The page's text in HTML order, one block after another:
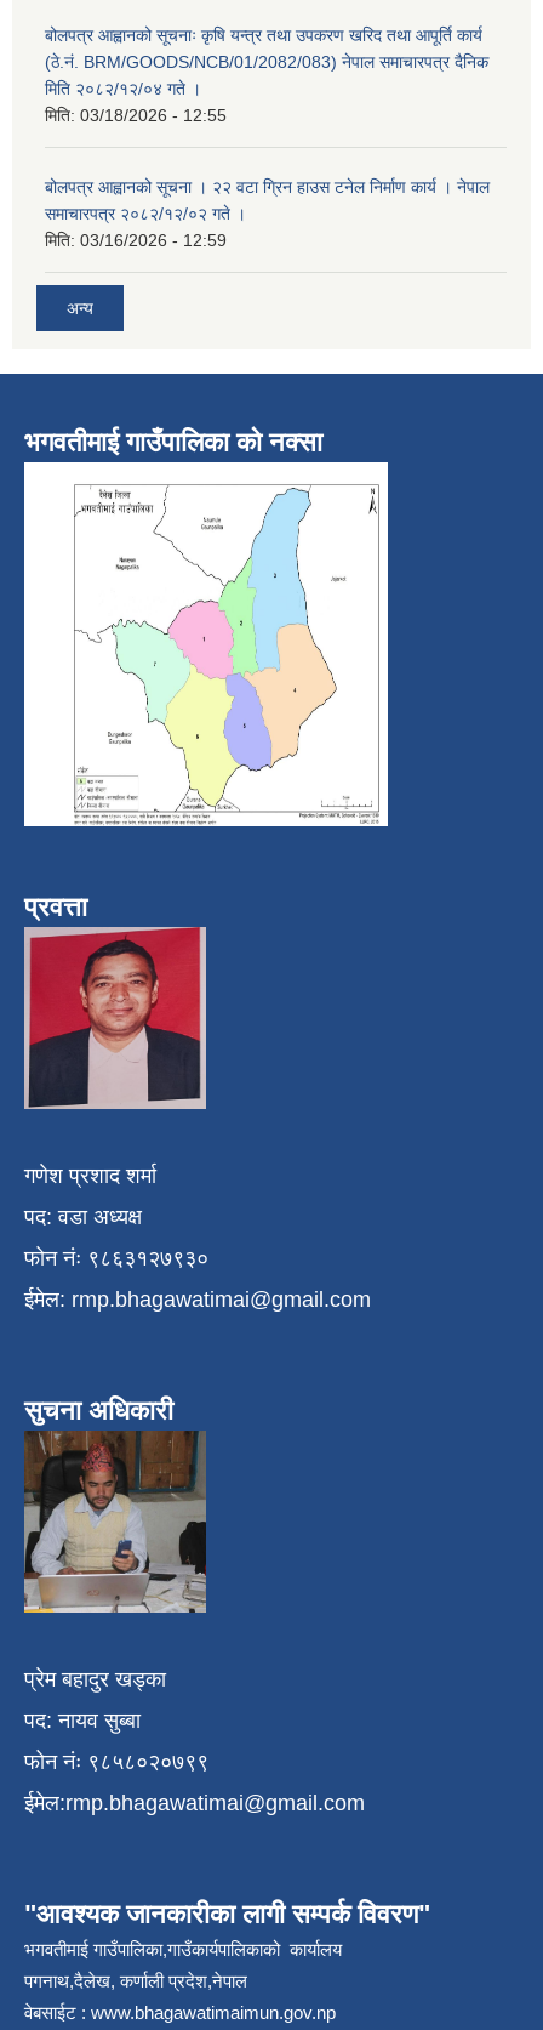
बोलपत्र आह्वानको सूचनाः कृषि यन्त्र तथा उपकरण खरिद तथा आपूर्ति कार्य
(ठे.नं. BRM/GOODS/NCB/01/2082/083) नेपाल समाचारपत्र दैनिक
मिति २०८२/१२/०४ गते ।
मिति: 03/18/2026 - 12:55
बोलपत्र आह्वानको सूचना । २२ वटा ग्रिन हाउस टनेल निर्माण कार्य । नेपाल
समाचारपत्र २०८२/१२/०२ गते ।
मिति: 03/16/2026 - 12:59
अन्य
भगवतीमाई गाउँपालिका को नक्सा
प्रवत्ता
गणेश प्रशाद शर्मा
पद: वडा अध्यक्ष
फोन नंः ९८६३१२७९३०
ईमेल: rmp.bhagawatimai@gmail.com
सुचना अधिकारी
प्रेम बहादुर खड्का
पद: नायव सुब्बा
फोन नंः ९८५८०२०७९९
ईमेल:rmp.bhagawatimai@gmail.com
"आवश्यक जानकारीका लागी सम्पर्क विवरण"
भगवतीमाई गाउँपालिका,गाउँकार्यपालिकाको कार्यालय
पगनाथ,दैलेख, कर्णाली प्रदेश,नेपाल
वेबसाईट : www.bhagawatimaimun.gov.np